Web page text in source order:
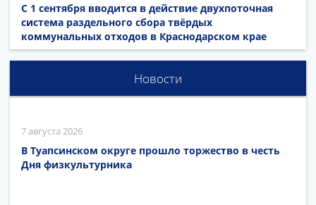
С 1 сентября вводится в действие двухпоточная
система раздельного сбора твёрдых
коммунальных отходов в Краснодарском крае
Новости
7 августа 2026
В Туапсинском округе прошло торжество в честь
Дня физкультурника